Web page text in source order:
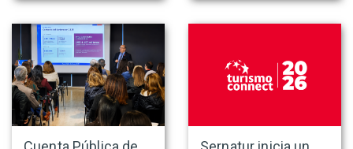
inclusiva
Rally